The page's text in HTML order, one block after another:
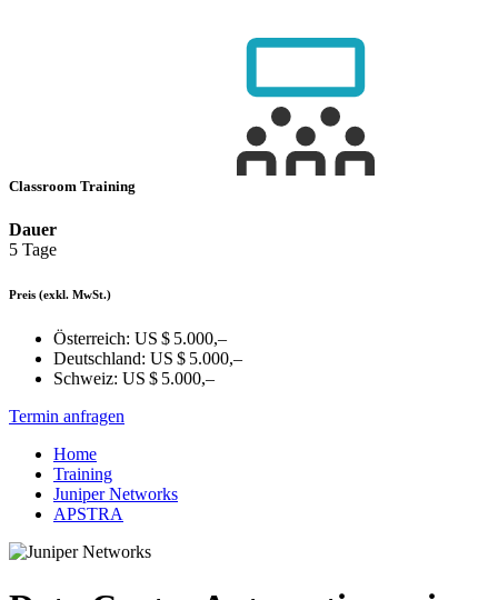
Classroom Training
Dauer
5 Tage
Preis (exkl. MwSt.)
Österreich: US $ 5.000,–
Deutschland: US $ 5.000,–
Schweiz: US $ 5.000,–
Termin anfragen
Home
Training
Juniper Networks
APSTRA